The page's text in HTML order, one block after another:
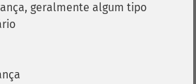
geralmente algum tipo